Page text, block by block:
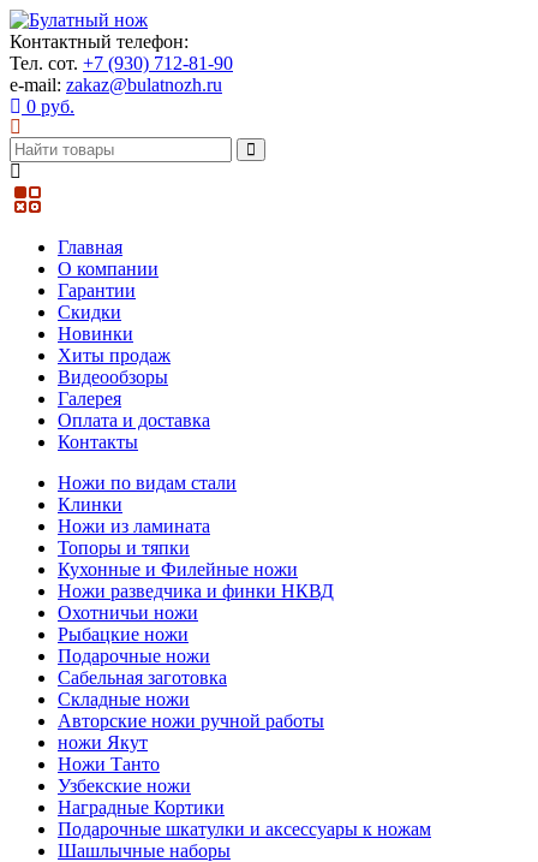
Контактный телефон:
Тел. сот. +7 (930) 712-81-90
e-mail: zakaz@bulatnozh.ru
0 руб.
Главная
О компании
Гарантии
Скидки
Новинки
Хиты продаж
Видеообзоры
Галерея
Оплата и доставка
Контакты
Ножи по видам стали
Клинки
Ножи из ламината
Топоры и тяпки
Кухонные и Филейные ножи
Ножи разведчика и финки НКВД
Охотничьи ножи
Рыбацкие ножи
Подарочные ножи
Сабельная заготовка
Складные ножи
Авторские ножи ручной работы
ножи Якут
Ножи Танто
Узбекские ножи
Наградные Кортики
Подарочные шкатулки и аксессуары к ножам
Шашлычные наборы